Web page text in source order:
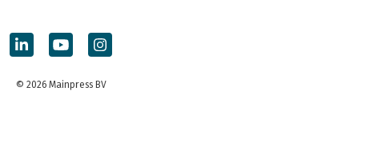
© 2026 Mainpress BV